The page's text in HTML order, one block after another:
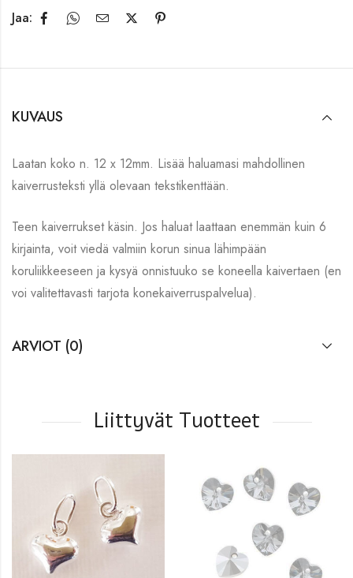
Jaa:
KUVAUS
Laatan koko n. 12 x 12mm. Lisää haluamasi mahdollinen
kaiverrusteksti yllä olevaan tekstikenttään.
Teen kaiverrukset käsin. Jos haluat laattaan enemmän kuin 6
kirjainta, voit viedä valmiin korun sinua lähimpään
koruliikkeeseen ja kysyä onnistuuko se koneella kaivertaen (en
voi valitettavasti tarjota konekaiverruspalvelua).
ARVIOT (0)
Liittyvät Tuotteet